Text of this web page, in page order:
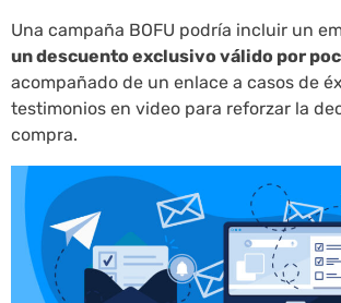
Una campaña BOFU podría incluir un
un descuento exclusivo válido por
acompañado de un enlace a casos de
testimonios en video para reforzar la
compra.